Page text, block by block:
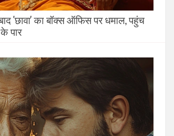
'छावा' का बॉक्स ऑफिस पर धमाल, पहुंच
पार